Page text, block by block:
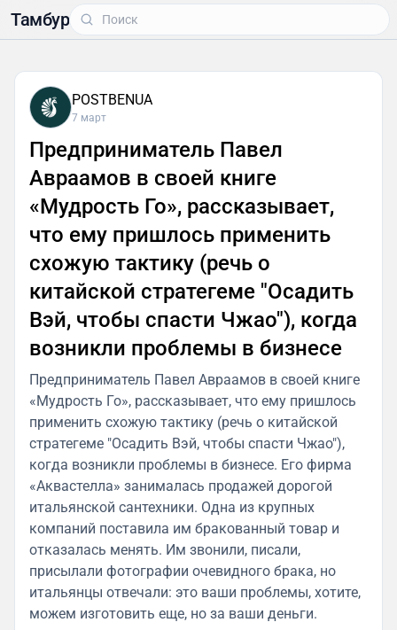
Тамбур
POSTBENUA
7 март
Предприниматель Павел
Авраамов в своей книге
«Мудрость Го», рассказывает,
что ему пришлось применить
схожую тактику (речь о
китайской стратегеме "Осадить
Вэй, чтобы спасти Чжао"), когда
возникли проблемы в бизнесе
Предприниматель Павел Авраамов в своей книге
«Мудрость Го», рассказывает, что ему пришлось
применить схожую тактику (речь о китайской
стратегеме "Осадить Вэй, чтобы спасти Чжао"),
когда возникли проблемы в бизнесе. Его фирма
«Аквастелла» занималась продажей дорогой
итальянской сантехники. Одна из крупных
компаний поставила им бракованный товар и
отказалась менять. Им звонили, писали,
присылали фотографии очевидного брака, но
итальянцы отвечали: это ваши проблемы, хотите,
можем изготовить еще, но за ваши деньги.